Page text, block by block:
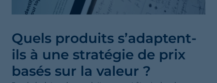
Quels produits s’adaptent-
ils à une stratégie de prix
basés sur la valeur ?